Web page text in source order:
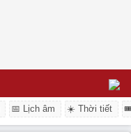
📅 Lịch âm ☀️ Thời tiết